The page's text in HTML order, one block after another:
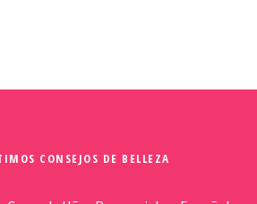
CONSEJOS DE BELLEZA